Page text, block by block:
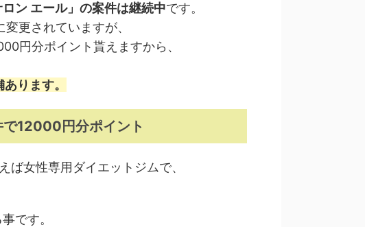
ン エール」の案件は継続中です。
更されていますが、
円分ポイント貰えますから、
ります。
で12000円分ポイント
ば女性専用ダイエットジムで、
です。